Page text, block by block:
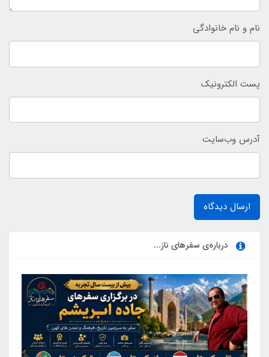
نام و نام خانوادگی
پست الکترونیک
آدرس وب‌سایت
ارسال دیدگاه
درباره‌ی سفرهای ناز...